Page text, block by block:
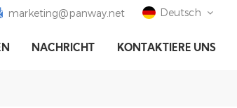
marketing@panway.net Deutsch
NACHRICHT KONTAKTIERE UNS